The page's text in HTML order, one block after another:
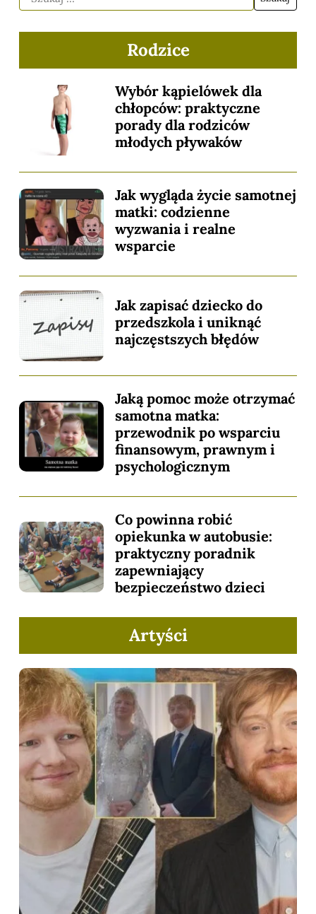
Rodzice
Wybór kąpielówek dla
chłopców: praktyczne
porady dla rodziców
młodych pływaków
Jak wygląda życie samotnej
matki: codzienne
wyzwania i realne
wsparcie
Jak zapisać dziecko do
przedszkola i uniknąć
najczęstszych błędów
Jaką pomoc może otrzymać
samotna matka:
przewodnik po wsparciu
finansowym, prawnym i
psychologicznym
Co powinna robić
opiekunka w autobusie:
praktyczny poradnik
zapewniający
bezpieczeństwo dzieci
Artyści